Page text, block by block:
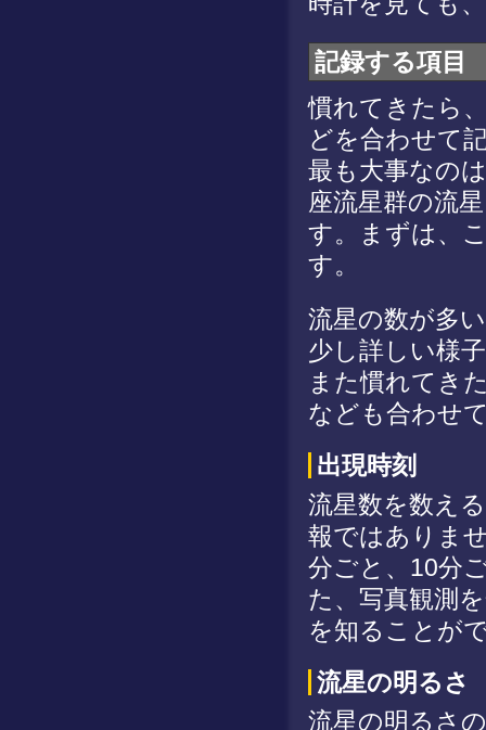
記録する項目
慣れてきたら
どを合わせて
最も大事なの
座流星群の流
す。まずは、
す。
流星の数が多
少し詳しい様
また慣れてき
なども合わせ
出現時刻
流星数を数え
報ではありま
分ごと、10分
た、写真観測
を知ることが
流星の明るさ
流星の明るさ